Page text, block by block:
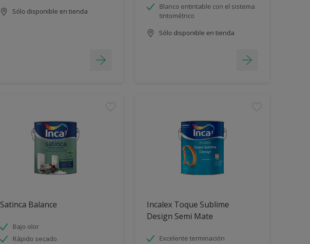
Sólo disponible en tienda
Blanco entintable con el sistema
tintométrico
Sólo disponible en tienda
Satinca Balance
Bajo olor
Rápido secado
Incalex Toque Sublime
Design Semi Mate
Excelente terminación